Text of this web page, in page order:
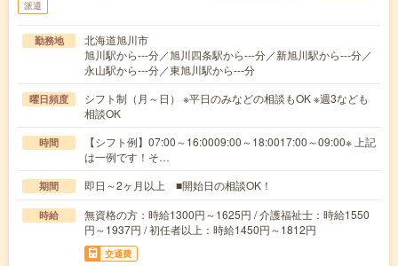
派遣
勤務地
北海道旭川市
旭川駅から---分／旭川四条駅から---分／新旭川駅から---分／
永山駅から---分／東旭川駅から---分
曜日頻度
シフト制（月～日） ※平日のみなどの相談もOK ※週3なども
相談OK
時間
【シフト例】07:00～16:0009:00～18:0017:00～09:00※ 上記
は一例です！そ…
期間 即日～2ヶ月以上 ■開始日の相談OK！
時給
無資格の方：時給1300円～1625円 / 介護福祉士：時給1550
円～1937円 / 初任者以上：時給1450円～1812円
交通費